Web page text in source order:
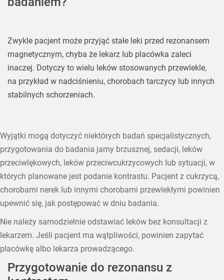
Zwykle pacjent może przyjąć stałe leki przed rezonansem
magnetycznym, chyba że lekarz lub placówka zaleci
inaczej. Dotyczy to wielu leków stosowanych przewlekle,
na przykład w nadciśnieniu, chorobach tarczycy lub innych
stabilnych schorzeniach.
Wyjątki mogą dotyczyć niektórych badań specjalistycznych,
przygotowania do badania jamy brzusznej, sedacji, leków
przeciwlękowych, leków przeciwcukrzycowych lub sytuacji, w
których planowane jest podanie kontrastu. Pacjent z cukrzycą,
chorobami nerek lub innymi chorobami przewlekłymi powinien
upewnić się, jak postępować w dniu badania.
Nie należy samodzielnie odstawiać leków bez konsultacji z
lekarzem. Jeśli pacjent ma wątpliwości, powinien zapytać
placówkę albo lekarza prowadzącego.
Przygotowanie do rezonansu z